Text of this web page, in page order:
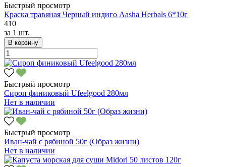
Быстрый просмотр
Краска травяная Черный индиго Aasha Herbals 6*10г
410
за 1 шт.
В корзину
Быстрый просмотр
Сироп финиковый Ufeelgood 280мл
Нет в наличии
Быстрый просмотр
Иван-чай с рябиной 50г (Образ жизни)
Нет в наличии